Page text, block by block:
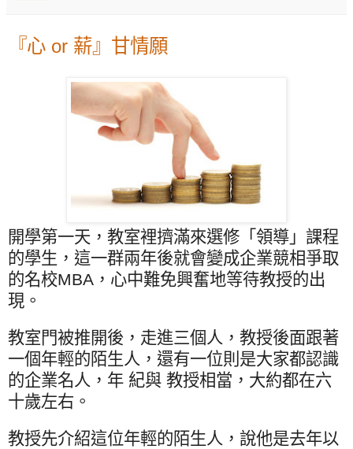
『心 or 薪』甘情願
開學第一天，教室裡擠滿來選修「領導」課程
的學生，這一群兩年後就會變成企業競相爭取
的名校MBA ，心中難免興奮地等待教授的出
現。
教室門被推開後，走進三個人，教授後面跟著
一個年輕的陌生人，還有一位則是大家都認識
的企業名人，年 紀與 教授相當，大約都在六
十歲左右。
教授先介紹這位年輕的陌生人，說他是去年以